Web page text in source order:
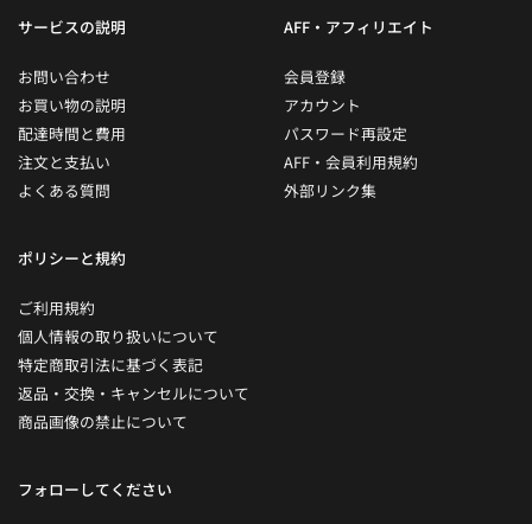
サービスの説明
お問い合わせ
お買い物の説明
配達時間と費用
注文と支払い
よくある質問
AFF・アフィリエイト
会員登録
アカウント
パスワード再設定
AFF・会員利用規約
外部リンク集
ポリシーと規約
ご利用規約
個人情報の取り扱いについて
特定商取引法に基づく表記
返品・交換・キャンセルについて
商品画像の禁止について
フォローしてください